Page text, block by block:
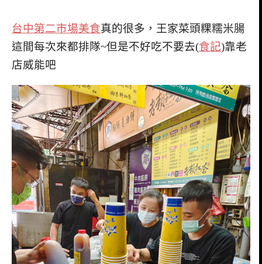
台中第二市場美食真的很多，王家菜頭粿糯米腸
這間每次來都排隊~但是不好吃不要去(食記)靠老
店威能吧